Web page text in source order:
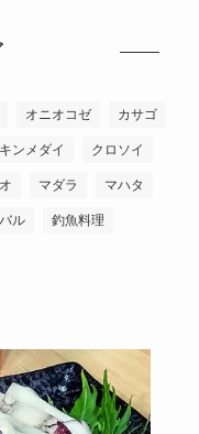
オニオコゼ カサゴ
キンメダイ クロソイ
マダラ マハタ
ル 釣魚料理